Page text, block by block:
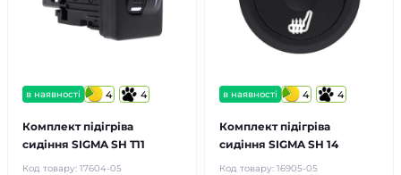
в наявності 4 4
Комплект підігріва
сидіння SIGMA SH T11
Код товару: 17604-05
в наявності 4 4
Комплект підігріва
сидіння SIGMA SH 14
Код товару: 16905-05